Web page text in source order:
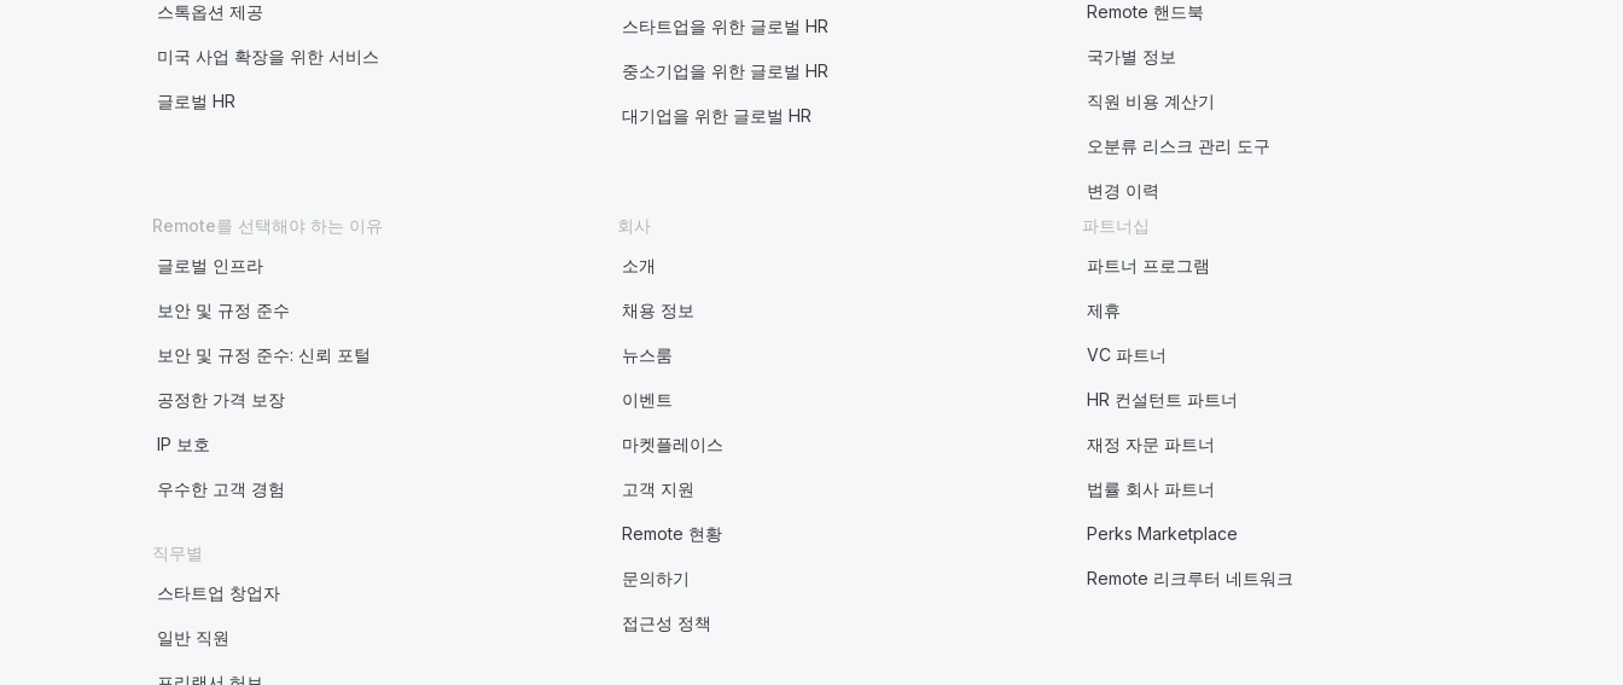
스톡옵션 제공
미국 사업 확장을 위한 서비스
글로벌 HR
스타트업을 위한 글로벌 HR
중소기업을 위한 글로벌 HR
대기업을 위한 글로벌 HR
Remote 핸드북
국가별 정보
직원 비용 계산기
오분류 리스크 관리 도구
변경 이력
Remote를 선택해야 하는 이유
글로벌 인프라
보안 및 규정 준수
보안 및 규정 준수: 신뢰 포털
공정한 가격 보장
IP 보호
우수한 고객 경험
직무별
스타트업 창업자
일반 직원
회사
소개
채용 정보
뉴스룸
이벤트
마켓플레이스
고객 지원
Remote 현황
문의하기
접근성 정책
파트너십
파트너 프로그램
제휴
VC 파트너
HR 컨설턴트 파트너
재정 자문 파트너
법률 회사 파트너
Perks Marketplace
Remote 리크루터 네트워크